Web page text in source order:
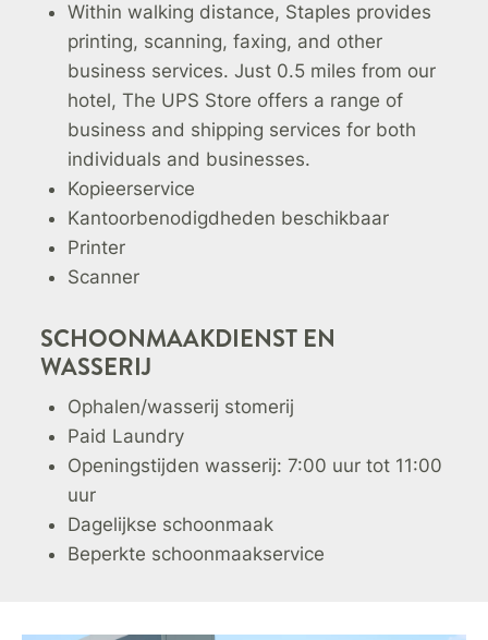
Within walking distance, Staples provides
printing, scanning, faxing, and other
business services. Just 0.5 miles from our
hotel, The UPS Store offers a range of
business and shipping services for both
individuals and businesses.
Kopieerservice
Kantoorbenodigdheden beschikbaar
Printer
Scanner
SCHOONMAAKDIENST EN
WASSERIJ
Ophalen/wasserij stomerij
Paid Laundry
Openingstijden wasserij: 7:00 uur tot 11:00
uur
Dagelijkse schoonmaak
Beperkte schoonmaakservice